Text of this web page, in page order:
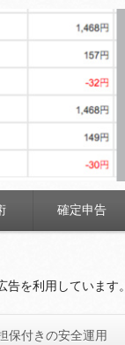
確定申告
を利用しています。
保付きの安全運用